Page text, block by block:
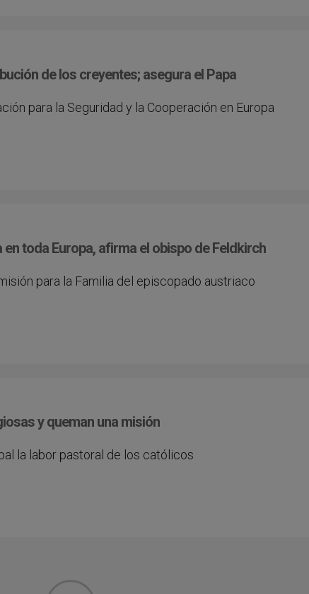
de los creyentes; asegura el Papa
para la Seguridad y la Cooperación en Europa
toda Europa, afirma el obispo de Feldkirch
para la Familia del episcopado austriaco
y queman una misión
la labor pastoral de los católicos